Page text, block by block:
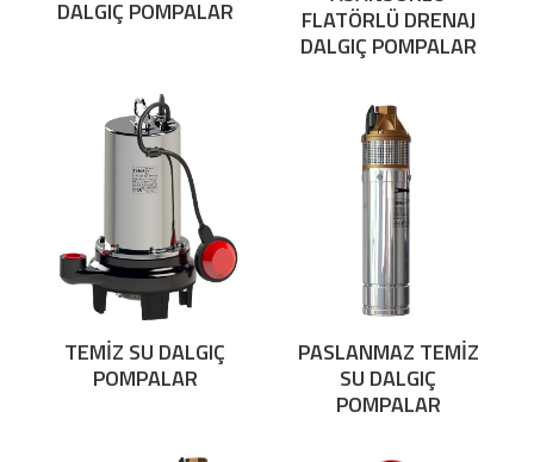
DALGIÇ POMPALAR
FLATÖRLÜ DRENAJ
DALGIÇ POMPALAR
TEMİZ SU DALGIÇ
POMPALAR
PASLANMAZ TEMİZ
SU DALGIÇ
POMPALAR